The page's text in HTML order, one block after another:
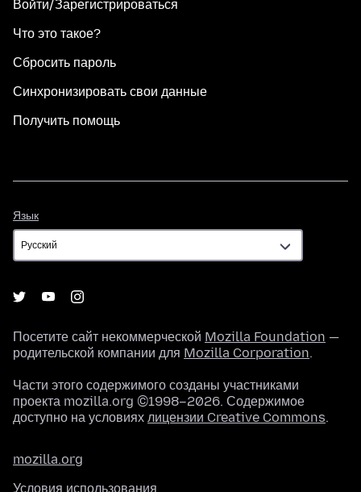
Войти/Зарегистрироваться
Что это такое?
Сбросить пароль
Синхронизировать свои данные
Получить помощь
Язык
Посетите сайт некоммерческой Mozilla Foundation —
родительской компании для Mozilla Corporation.
Части этого содержимого созданы участниками
проекта mozilla.org ©1998–2026. Содержимое
доступно на условиях лицензии Creative Commons.
mozilla.org
Условия использования